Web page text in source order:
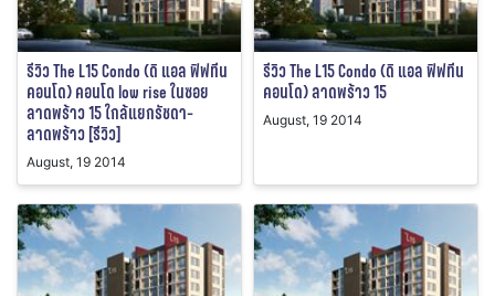
รีวิว The L15 Condo (ดิ แอล ฟิฟทีน
คอนโด) คอนโด low rise ในซอย
ลาดพร้าว 15 ใกล้แยกรัชดา-
ลาดพร้าว [รีิวิว]
August, 19 2014
รีวิว The L15 Condo (ดิ แอล ฟิฟทีน
คอนโด) ลาดพร้าว 15
August, 19 2014